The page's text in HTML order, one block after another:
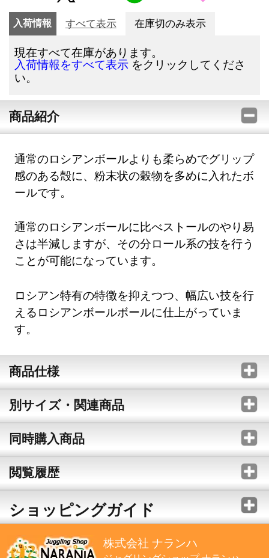
入荷情報 すべて表示 在庫切のみ表示
現在すべて在庫があります。
入荷情報をすべて表示 をクリックしてくださ
い。
商品紹介
通常のロシアンボールよりも柔らめでグリップ
感のある殻に、粉末状の穀物を多めに入れたボ
ールです。
通常のロシアンボールに比べストールのやり易
さは半減しますが、その分ロール系の技を行う
ことが可能になっています。
ロシアン特有の特徴を抑えつつ、幅広い技を行
えるロシアンボールボールに仕上がっていま
す。
商品仕様
別サイズ・関連商品
同時購入商品
閲覧履歴
ショッピングガイド
株式会社 ナランハ